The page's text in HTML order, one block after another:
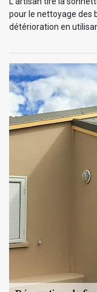
pour le nettoyage des
détérioration en